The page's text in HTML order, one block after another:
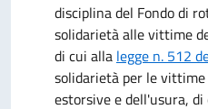
disciplina del Fondo di
solidarietà alle vittime
di cui alla legge n. 512
solidarietà per le
estorsive e dell'usura,